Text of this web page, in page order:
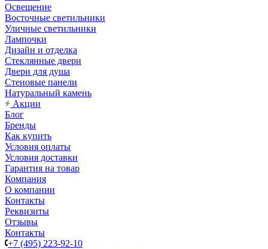
Освещение
Восточные светильники
Уличные светильники
Лампочки
Дизайн и отделка
Стеклянные двери
Двери для душа
Стеновые панели
Натуральный камень
Акции
Блог
Бренды
Как купить
Условия оплаты
Условия доставки
Гарантия на товар
Компания
О компании
Контакты
Реквизиты
Отзывы
Контакты
+7 (495) 223-92-10